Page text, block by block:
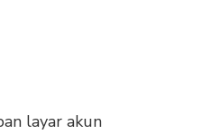
layar akun